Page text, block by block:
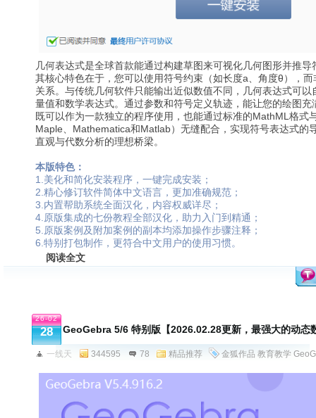
几何表达式是全球首款能通过构建草图来可视化几何图形并推
其核心特色在于，您可以使用符号约束（如长度a、角度θ），
关系。与传统几何软件只能输出近似数值不同，几何表达式可
量值和数学表达式。通过参数和符号定义轨迹，能让您的绘图
既可以作为一款独立的程序使用，也能通过标准的MathML格式
Maple、Mathematica和Matlab）无缝配合，实现符号表达式的
直观与代数分析的理想桥梁。
本版特色：
1.美化和简化安装程序，一键完成安装；
2.精心修订软件简体中文语言，更加准确规范；
3.内置帮助系统全面汉化，内容权威详尽；
4.原版集成的七份教程全部汉化，助力入门到精通；
5.原版案例及附加案例的副本均添加操作步骤注释；
6.特别打包制作，更符合中文用户的使用习惯。
阅读全文
26-02
28 GeoGebra 5/6 特别版【2026.02.28更新，最强大的动态
一线天 344595 78 精品推荐 金狐作品 教育教学